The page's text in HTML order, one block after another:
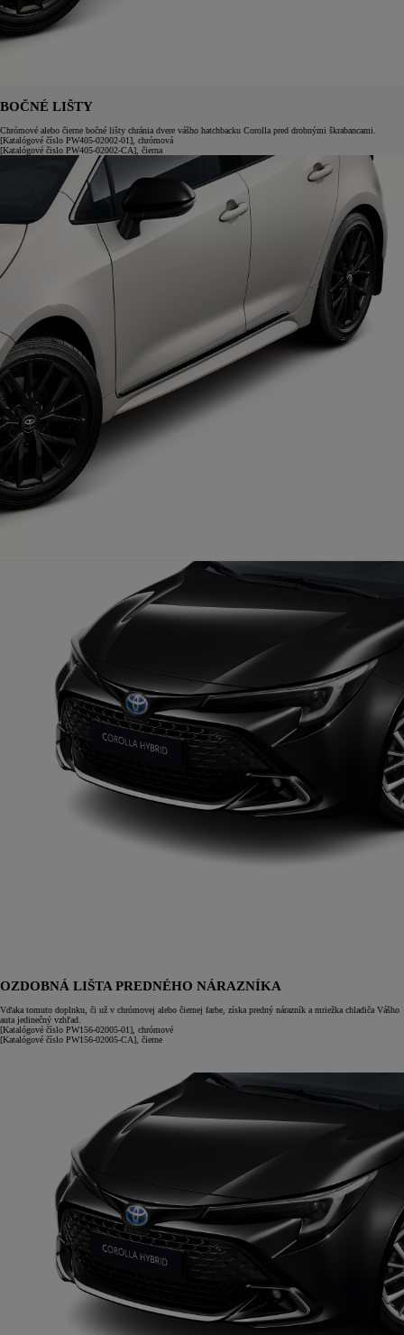
BOČNÉ LIŠTY
Chrómové alebo čierne bočné lišty chránia dvere vášho hatchbacku Corolla pred drobnými škrabancami.
[Katalógové číslo PW405-02002-01], chrómová
[Katalógové čislo PW405-02002-CA], čierna
OZDOBNÁ LIŠTA PREDNÉHO NÁRAZNÍKA
Vďaka tomuto doplnku, či už v chrómovej alebo čiernej farbe, získa predný nárazník a mriežka chladiča Vášho
auta jedinečný vzhľad.
[Katalógové číslo PW156-02005-01], chrómové
[Katalógové číslo PW156-02005-CA], čierne